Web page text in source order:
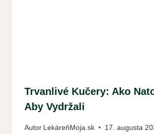
Trvanlivé Kučery: Ako
Aby Vydržali
Autor LekáreňMoja.sk 17. augusta